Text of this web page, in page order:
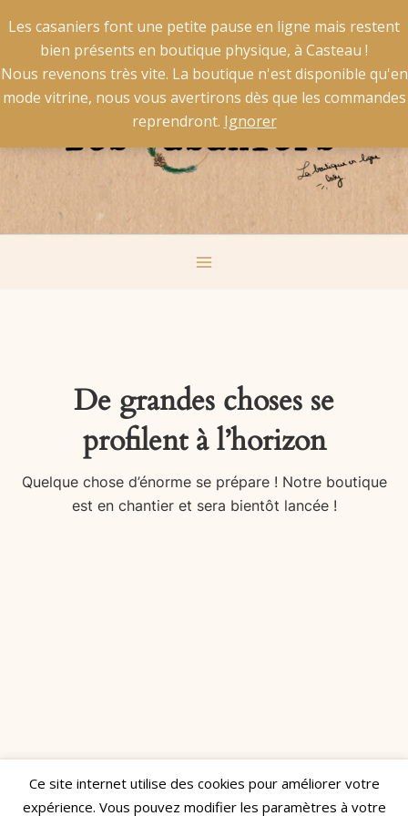
La livraison est gratuite pour la Belgique à partir de 50 €
d'achat et pour la France à partir de 60 € d'achat.
Les casaniers font une petite pause en ligne mais restent
bien présents en boutique physique, à Casteau !
Nous revenons très vite. La boutique n'est disponible qu'en
mode vitrine, nous vous avertirons dès que les commandes
reprendront. Ignorer
au
contenu
Main
Menu
De grandes choses se
profilent à l’horizon
Quelque chose d’énorme se prépare ! Notre boutique
est en chantier et sera bientôt lancée !
Réalisé parManon Decamps
Ce site internet utilise des cookies pour améliorer votre
expérience. Vous pouvez modifier les paramètres à votre